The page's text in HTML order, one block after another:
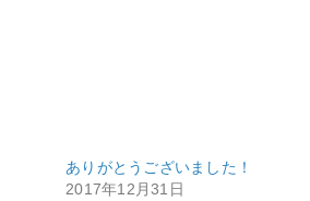
ありがとうございました！
2017年12月31日